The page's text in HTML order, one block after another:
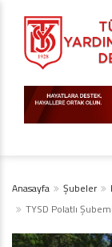
Anasayfa Şubeler
TYSD Polatlı